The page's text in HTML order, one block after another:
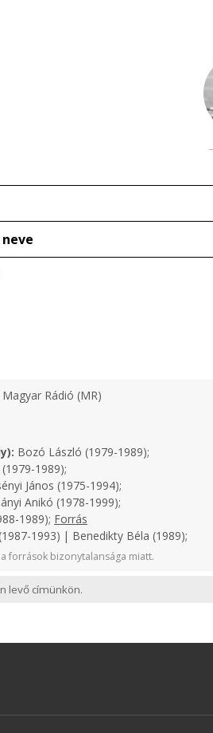
Magyar Rádió (MR)
Bozó László (1979-1989);
1989);
János (1975-1994);
Anikó (1978-1999);
1989); Forrás
1993) | Benedikty Béla (1989);
források bizonytalansága miatt.
levő címünkön.